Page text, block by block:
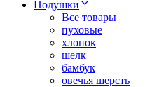
Подушки
Все товары
пуховые
хлопок
шелк
бамбук
овечья шерсть